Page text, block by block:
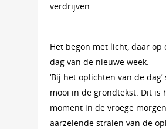
verdrijven.
Het begon met licht, daar op
dag van de nieuwe week.
‘Bij het oplichten van de
mooi in de grondtekst. Dit is
moment in de vroege
aarzelende stralen van de